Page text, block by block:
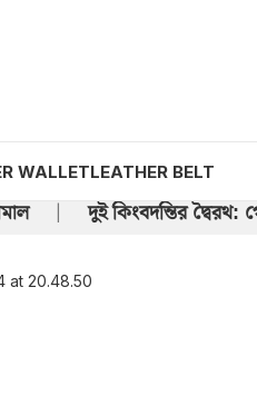
WALLETLEATHER BELT
দুই কিংবদন্তির দ্বৈরথ: